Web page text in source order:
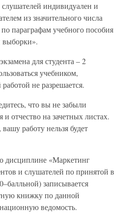
индивидуален и
из значительного числа
параграфам учебного пособия
выборки».
для студента – 2
учебником,
не разрешается.
что вы не забыли
отчество на зачетных листах.
работу нельзя будет
дисциплине «Маркетинг
и слушателей по принятой в
записывается
книжку по данной
ведомость.